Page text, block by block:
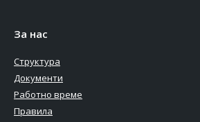
За нас
Структура
Документи
Работно време
Правила